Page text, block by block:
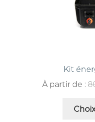
Kit
À partir de :